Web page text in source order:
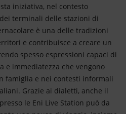
iniziativa, nel contesto
terminali delle stazioni di
è una delle tradizioni
e contribuisce a creare un
spesso espressioni capaci di
e immediatezza che vengono
famiglia e nei contesti informali
Grazie ai dialetti, anche il
le Eni Live Station può da